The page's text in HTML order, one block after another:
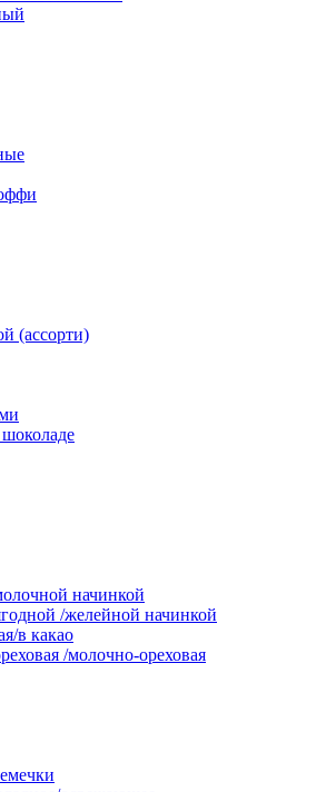
(ассорти)
начинкой
/желейной начинкой
в какао
/молочно-ореховая